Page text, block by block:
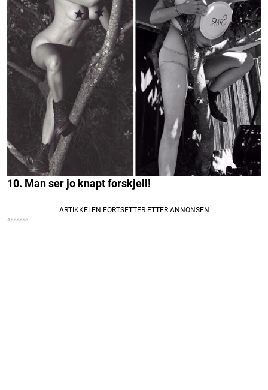
10. Man ser jo knapt forskjell!